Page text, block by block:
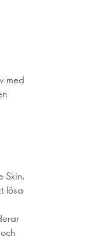
med
Skin,
lösa